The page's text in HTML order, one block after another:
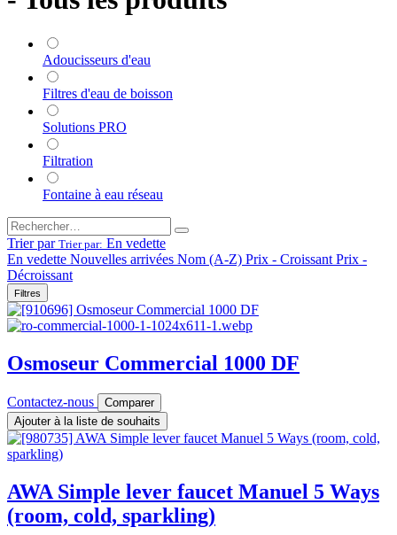
Adoucisseurs d'eau
Filtres d'eau de boisson
Solutions PRO
Filtration
Fontaine à eau réseau
Trier par Trier par: En vedette
En vedette Nouvelles arrivées Nom (A-Z) Prix - Croissant Prix -
Décroissant
Filtres
Osmoseur Commercial 1000 DF
Contactez-nous
Comparer
Ajouter à la liste de souhaits
AWA Simple lever faucet Manuel 5 Ways
(room, cold, sparkling)